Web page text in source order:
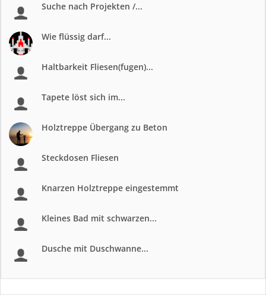
Suche nach Projekten /...
Wie flüssig darf...
Haltbarkeit Fliesen(fugen)...
Tapete löst sich im...
Holztreppe Übergang zu Beton
Steckdosen Fliesen
Knarzen Holztreppe eingestemmt
Kleines Bad mit schwarzen...
Dusche mit Duschwanne...